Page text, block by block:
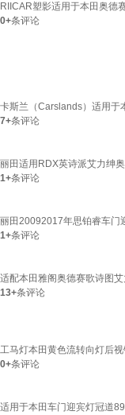
RIICAR塑影适用于本田奥德
0+条评论
卡斯兰（Carslands）适用于
7+条评论
丽田适用RDX英诗派艾力绅
1+条评论
丽田20092017年思铂睿车门
1+条评论
适配本田雅阁奥德赛歌诗图
13+条评论
工马灯本田黄色流转向灯后
0+条评论
适用于本田车门迎宾灯冠道